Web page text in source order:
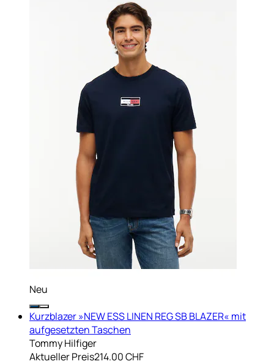
Neu
Kurzblazer »NEW ESS LINEN REG SB BLAZER« mit
aufgesetzten Taschen
Tommy Hilfiger
Aktueller Preis214.00 CHF